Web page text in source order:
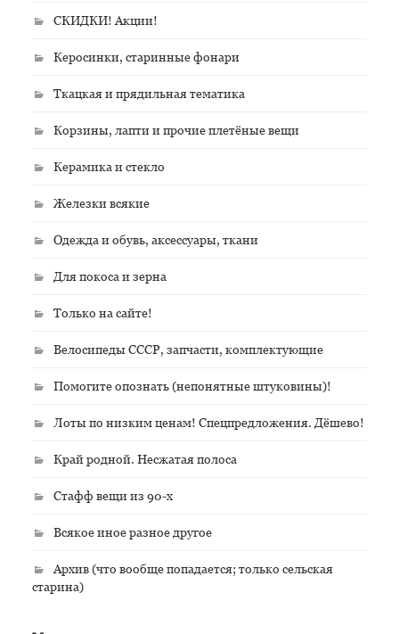
СКИДКИ! Акции!
Керосинки, старинные фонари
Ткацкая и прядильная тематика
Корзины, лапти и прочие плетёные вещи
Керамика и стекло
Железки всякие
Одежда и обувь, аксессуары, ткани
Для покоса и зерна
Только на сайте!
Велосипеды СССР, запчасти, комплектующие
Помогите опознать (непонятные штуковины)!
Лоты по низким ценам! Спецпредложения. Дёшево!
Край родной. Несжатая полоса
Стафф вещи из 90-х
Всякое иное разное другое
Архив (что вообще попадается; только сельская
старина)